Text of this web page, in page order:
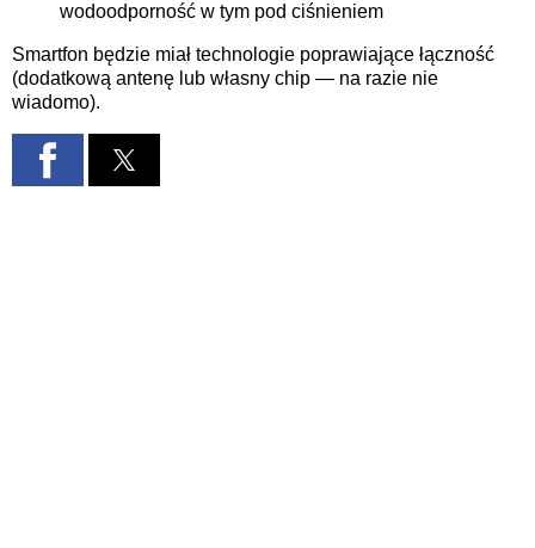
wodoodporność w tym pod ciśnieniem
Smartfon będzie miał technologie poprawiające łączność
(dodatkową antenę lub własny chip — na razie nie
wiadomo).